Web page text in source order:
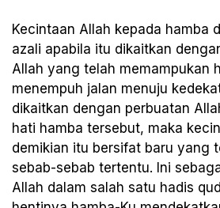
Kecintaan Allah kepada hamba dikatakan bersifat
azali apabila itu dikaitkan
Allah yang telah memampukan
menempuh jalan menuju
dikaitkan dengan perbuatan
hati hamba tersebut, maka
demikian itu bersifat baru yang
sebab-sebab tertentu. Ini
Allah dalam salah satu hadis